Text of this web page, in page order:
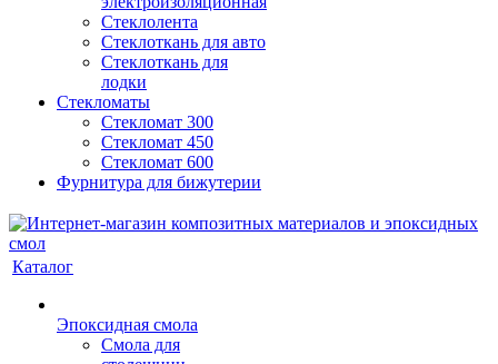
Стеклолента
Стеклоткань для авто
Стеклоткань для
лодки
Стекломаты
Стекломат 300
Стекломат 450
Стекломат 600
Фурнитура для бижутерии
Каталог
Эпоксидная смола
Смола для